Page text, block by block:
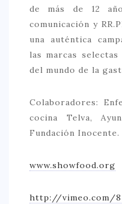
de más de 12
comunicación y
una auténtica
las marcas
del mundo de la
Colaboradores:
cocina Telva,
Fundación Inocente.
www.showfood.org
http://vimeo.com/